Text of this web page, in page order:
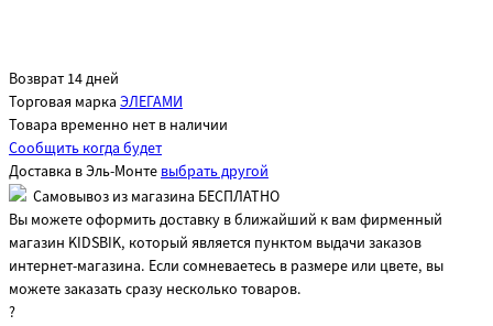
Возврат 14 дней
Торговая марка ЭЛЕГАМИ
Товара временно нет в наличии
Сообщить когда будет
Доставка вЭль-Монтевыбрать другой
Самовывоз из магазина БЕСПЛАТНО
Вы можете оформить доставку в ближайший к вам фирменный
магазин KIDSBIK, который является пунктом выдачи заказов
интернет-магазина. Если сомневаетесь в размере или цвете, вы
можете заказать сразу несколько товаров.
?